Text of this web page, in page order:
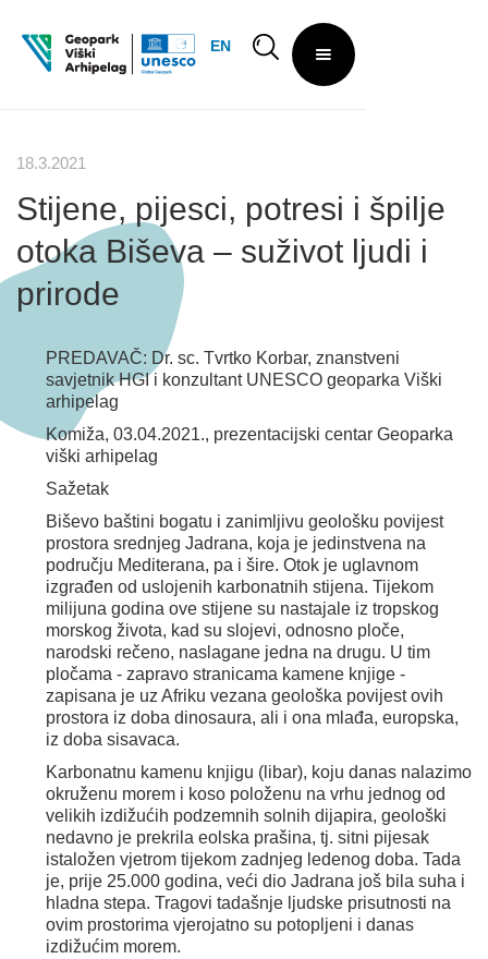
EN
18.3.2021
Stijene, pijesci, potresi i špilje
otoka Biševa – suživot ljudi i
prirode
PREDAVAČ: Dr. sc. Tvrtko Korbar, znanstveni
savjetnik HGI i konzultant UNESCO geoparka Viški
arhipelag
Komiža, 03.04.2021., prezentacijski centar Geoparka
viški arhipelag
Sažetak
Biševo baštini bogatu i zanimljivu geološku povijest
prostora srednjeg Jadrana, koja je jedinstvena na
području Mediterana, pa i šire. Otok je uglavnom
izgrađen od uslojenih karbonatnih stijena. Tijekom
milijuna godina ove stijene su nastajale iz tropskog
morskog života, kad su slojevi, odnosno ploče,
narodski rečeno, naslagane jedna na drugu. U tim
pločama - zapravo stranicama kamene knjige -
zapisana je uz Afriku vezana geološka povijest ovih
prostora iz doba dinosaura, ali i ona mlađa, europska,
iz doba sisavaca.
Karbonatnu kamenu knjigu (libar), koju danas nalazimo
okruženu morem i koso položenu na vrhu jednog od
velikih izdižućih podzemnih solnih dijapira, geološki
nedavno je prekrila eolska prašina, tj. sitni pijesak
istaložen vjetrom tijekom zadnjeg ledenog doba. Tada
je, prije 25.000 godina, veći dio Jadrana još bila suha i
hladna stepa. Tragovi tadašnje ljudske prisutnosti na
ovim prostorima vjerojatno su potopljeni i danas
izdižućim morem.